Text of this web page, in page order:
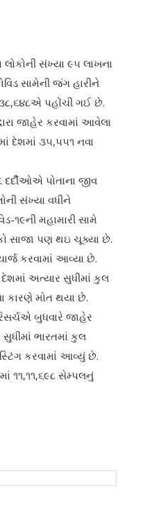
લોકોની સંખ્યા ૯૫ લાખના
સામેની જંગ હારીને
પહોંચી ગઈ છે.
જાહેર કરવામાં આવેલા
દેશમાં ૩૫,૫૫૧ નવા
પોતાના જીવ
સંખ્યા વધીને
૧૯ની મહામારી સામે
સાજા પણ થઇ ચૂક્યા છે.
કરવામાં આવ્યા છે.
અત્યાર સુધીમાં કુલ
કારણે મોત થયા છે.
બુધવારે જાહેર
ભારતમાં કુલ
કરવામાં આવ્યું છે.
૧૧,૧૧,૬૯૮ સેમ્પલનું